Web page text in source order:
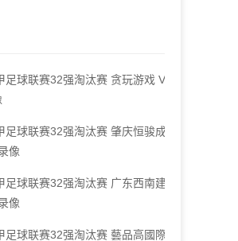
球联赛32强淘汰赛 贪玩游戏 VS
足球联赛32强淘汰赛 肇庆恒骏成
像
球联赛32强淘汰赛 广东西南建设
像
足球联赛32强淘汰赛 藝品高國際